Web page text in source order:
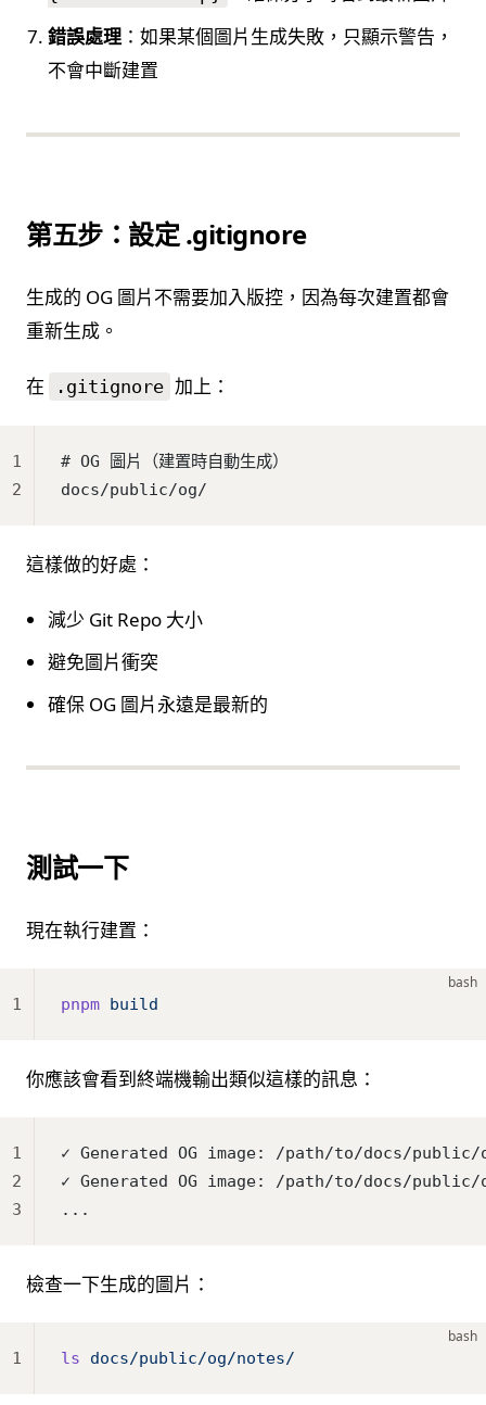
錯誤處理 ：如果某個圖片生成失敗，只顯示警告，
不會中斷建置
第五步：設定 .gitignore
生成的 OG 圖片不需要加入版控，因為每次建置都會
重新生成。
在 .gitignore 加上：
# OG 圖片（建置時自動生成）
docs/public/og/
1
2
這樣做的好處：
減少 Git Repo 大小
避免圖片衝突
確保 OG 圖片永遠是最新的
測試一下
現在執行建置：
bash
pnpm build
1
你應該會看到終端機輸出類似這樣的訊息：
✓ Generated OG image: /path/to/docs/
✓ Generated OG image: /path/to/docs/
...
1
2
3
檢查一下生成的圖片：
bash
ls docs/public/og/notes/
1